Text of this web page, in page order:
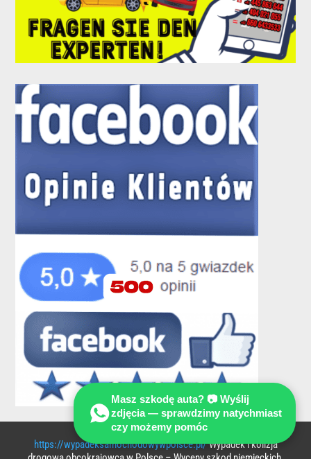
https://wypadeksamochodowywpolsce.pl/Wypadek i kolizja
Masz szkodę auta? 📷 Wyślij
zdjęcia — sprawdzimy natychmiast
czy możemy pomóc